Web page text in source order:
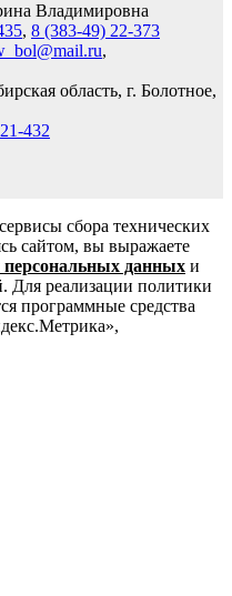
Владимировна
, 8 (383-49) 22-373
,
область, г. Болотное,
432
сбора технических
сайтом, вы выражаете
персональных данных и
Для реализации политики
программные средства